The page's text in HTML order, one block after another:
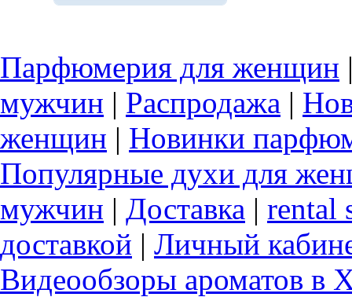
Парфюмерия для женщин
мужчин | Распродажа |
женщин | Новинки
Популярные духи для
мужчин | Доставка | rental
доставкой | Личный
Видеообзоры ароматов в